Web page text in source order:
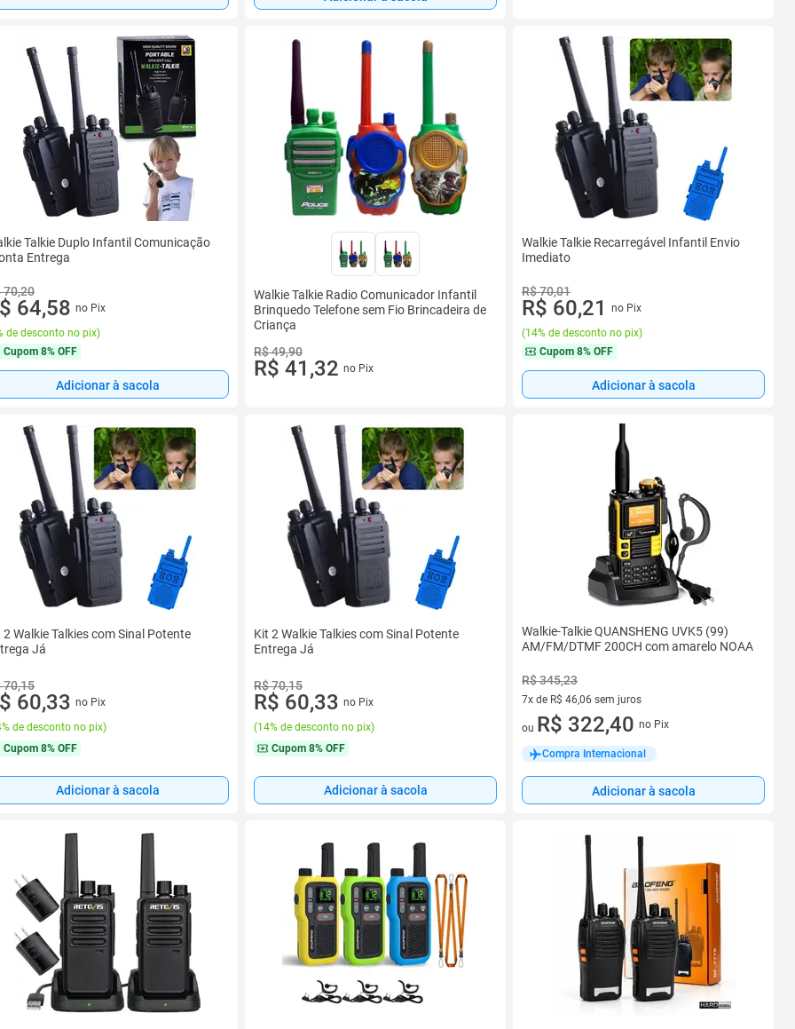
Talkie Duplo Infantil Comunicação
Entrega
70,20
64,58 no Pix
de desconto no pix)
Cupom 8% OFF
Adicionar à sacola
Walkie Talkie Radio Comunicador Infantil
Brinquedo Telefone sem Fio Brincadeira de
Criança
R$ 49,90
R$ 41,32 no Pix
Walkie Talkie Recarregável Infantil Envio
Imediato
R$ 70,01
R$ 60,21
no Pix
(14% de desconto no pix)
Cupom 8% OFF
Adicionar à sacola
2 Walkie Talkies com Sinal Potente
Já
70,15
60,33 no Pix
de desconto no pix)
Cupom 8% OFF
Adicionar à sacola
Kit 2 Walkie Talkies com Sinal Potente
Entrega Já
R$ 70,15
R$ 60,33 no Pix
(14% de desconto no pix)
Cupom 8% OFF
Adicionar à sacola
Walkie-Talkie QUANSHENG UVK5 (99)
AM/FM/DTMF 200CH com amarelo NOAA
R$ 345,23
7x de R$ 46,06 sem juros
7 vez de R$ 46,06 sem juros
ou R$ 322,40 no Pix
Compra Internacional
Adicionar à sacola